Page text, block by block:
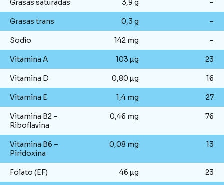
Grasas saturadas 3,9 g –
Grasas trans 0,3 g –
Sodio 142 mg –
Vitamina A 103 µg 23
Vitamina D 0,80 µg 16
Vitamina E 1,4 mg 27
Vitamina B2 –
Riboflavina
0,46 mg 76
Vitamina B6 –
Piridoxina
0,08 mg 13
Folato (EF) 46 µg 23